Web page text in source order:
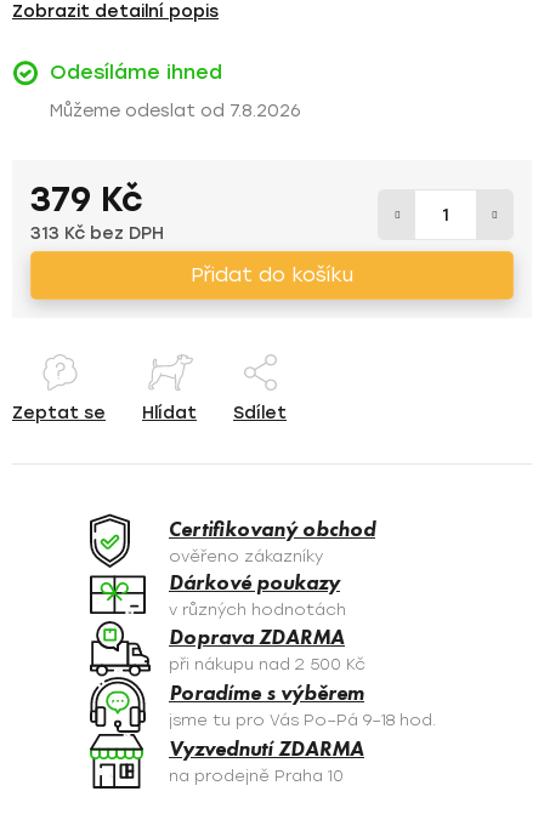
Zobrazit detailní popis
Odesíláme ihned
7.8.2026
379 Kč
313 Kč bez DPH
Přidat do košíku
Zeptat se Hlídat Sdílet
Certifikovaný obchod
ověřeno zákazníky
Dárkové poukazy
v různých hodnotách
Doprava ZDARMA
při nákupu nad 2 500 Kč
Poradíme s výběrem
jsme tu pro Vás Po–Pá 9–18 hod.
Vyzvednutí ZDARMA
na prodejně Praha 10